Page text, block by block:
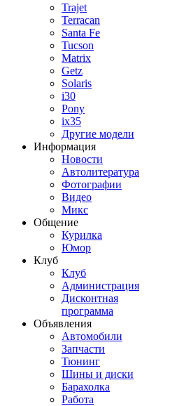
Trajet
Terracan
Santa Fe
Tucson
Matrix
Getz
Solaris
i30
Pony
ix35
Другие модели
Информация
Новости
Автолитература
Фотографии
Видео
Микс
Общение
Курилка
Юмор
Клуб
Клуб
Администрация
Дисконтная
программа
Объявления
Автомобили
Запчасти
Тюнинг
Шины и диски
Барахолка
Работа